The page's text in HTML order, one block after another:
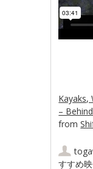
Kayaks,
–
from
すすめ